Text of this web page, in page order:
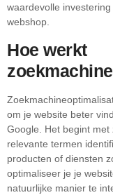
waardevolle
webshop.
Hoe werkt
om je website beter
Google. Het begint
relevante termen
producten of diensten
optimaliseer je je
natuurlijke manier te